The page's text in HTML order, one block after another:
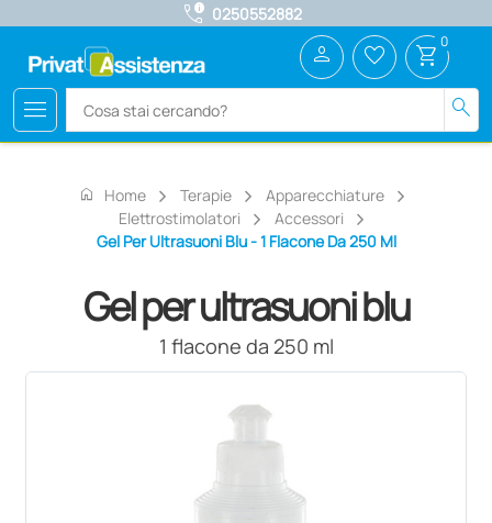
call_quality 0250552882
menu search
person favorite_border shopping_cart 0
home Home Terapie
Apparecchiature
Elettrostimolatori
Accessori
Gel Per Ultrasuoni Blu - 1 Flacone Da 250 Ml
Gel per ultrasuoni blu
1 flacone da 250 ml